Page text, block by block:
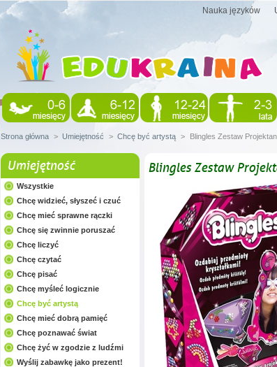
Nauka języków
Strona główna > Umiejętność > Chcę być artystą > Blingles Zestaw
Umiejętność
Wszystkie
Chcę widzieć, słyszeć i czuć
Chcę mieć sprawne rączki
Chcę się zwinnie poruszać
Chcę liczyć
Chcę czytać
Chcę pisać
Chcę myśleć logicznie
Chcę być artystą
Chcę mieć dobrą pamięć
Chcę poznawać świat
Chcę żyć w zgodzie z ludźmi
Wyślij zabawkę jako prezent!
Blingles Zestaw